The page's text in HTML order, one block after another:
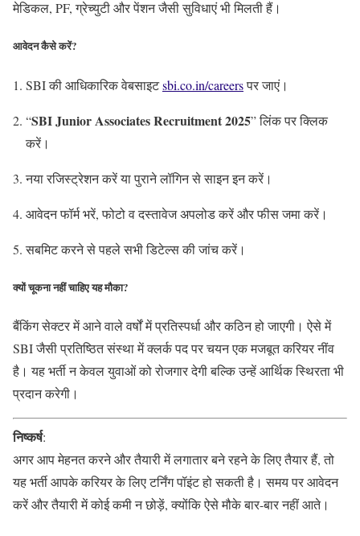
मेडिकल, PF, ग्रेच्युटी और पेंशन जैसी सुविधाएं भी मिलती हैं।
आवेदन कैसे करें?
SBI की आधिकारिक वेबसाइटsbi.co.in/careersपर जाएं।
“SBI Junior Associates Recruitment 2025” लिंक पर क्लिक
करें।
नया रजिस्ट्रेशन करें या पुराने लॉगिन से साइन इन करें।
आवेदन फॉर्म भरें, फोटो व दस्तावेज अपलोड करें और फीस जमा करें।
सबमिट करने से पहले सभी डिटेल्स की जांच करें।
क्यों चूकना नहीं चाहिए यह मौका?
बैंकिंग सेक्टर में आने वाले वर्षों में प्रतिस्पर्धा और कठिन हो जाएगी। ऐसे में
SBI जैसी प्रतिष्ठित संस्था में क्लर्क पद पर चयन एक मजबूत करियर नींव
है। यह भर्ती न केवल युवाओं को रोजगार देगी बल्कि उन्हें आर्थिक स्थिरता भी
प्रदान करेगी।
निष्कर्ष:
अगर आप मेहनत करने और तैयारी में लगातार बने रहने के लिए तैयार हैं, तो
यह भर्ती आपके करियर के लिए टर्निंग पॉइंट हो सकती है। समय पर आवेदन
करें और तैयारी में कोई कमी न छोड़ें, क्योंकि ऐसे मौके बार-बार नहीं आते।